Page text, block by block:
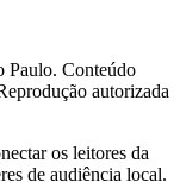
Paulo. Conteúdo
autorizada
os leitores da
de audiência local.